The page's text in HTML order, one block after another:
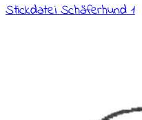
Stickdatei Schäferhund 1